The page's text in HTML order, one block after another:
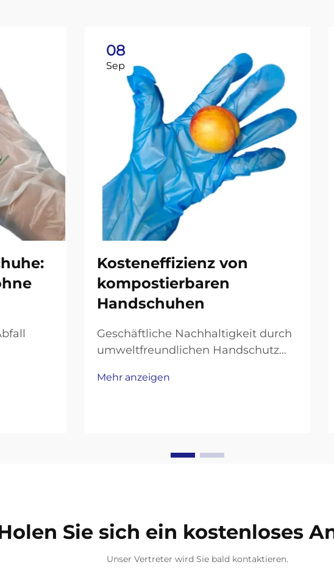
dem
08
Sep
Kosteneffizienz von
kompostierbaren
Handschuhen
Geschäftliche Nachhaltigkeit durch
umweltfreundlichen Handschutz
umweltbewussten Geschäftswelt ist
Mehr anzeigen
Sie sich ein kostenloses
Unser Vertreter wird Sie bald kontaktieren.